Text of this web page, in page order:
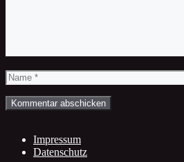
Name
Impressum
Datenschutz